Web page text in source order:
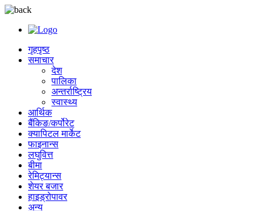
गृहपृष्ठ
समाचार
देश
पालिका
अन्तर्राष्ट्रिय
स्वास्थ्य
आर्थिक
बैंकिङ/कर्पोरेट
क्यापिटल मार्केट
फाइनान्स
लघुवित्त
बीमा
रेमिट्यान्स
शेयर बजार
हाइड्रोपावर
अन्य